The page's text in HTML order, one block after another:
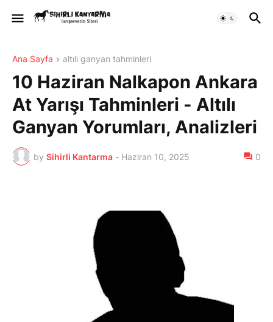
Ana Sayfa altılı ganyan tahminleri
10 Haziran Nalkapon Ankara
At Yarışı Tahminleri - Altılı
Ganyan Yorumları, Analizleri
by Sihirli Kantarma - Haziran 10, 2025 0